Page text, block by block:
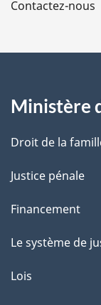
a
e
Contactez-nous
Ministère
Droit de la
Justice pénale
Financement
Le système de
Lois